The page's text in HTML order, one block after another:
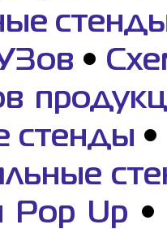
•
стенды •
Рор Up •